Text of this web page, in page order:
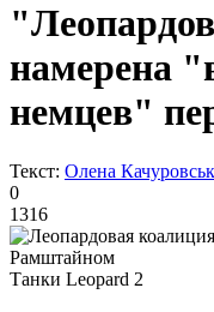
намерена
немцев"
Текст: Олена
0
1316
Танки Leopard 2